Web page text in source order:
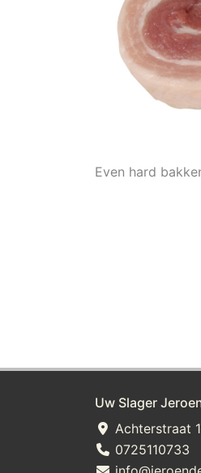
Even hard
Uw Slager
Achterstraat
0725110733